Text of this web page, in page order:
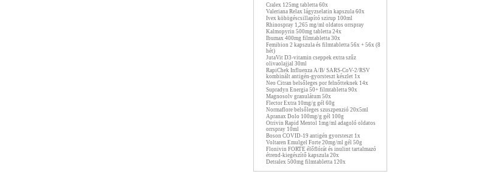
Cralex 125mg tabletta 60x
Valeriana Relax lágyzselatin kapszula 60x
Ivex köhögéscsillapító szirup 100ml
Rhinospray 1,265 mg/ml oldatos orrspray
Kalmopyrin 500mg tabletta 24x
Ibumax 400mg filmtabletta 30x
Femibion 2 kapszula és filmtabletta 56x + 56x (8
hét)
JutaVit D3-vitamin cseppek extra szűz
olivaolajjal 30ml
RapiChek Influenza A/B/ SARS-CoV-2/RSV
kombinált antigén-gyorsteszt készlet 1x
Neo Citran belsőleges por felnőtteknek 14x
Supradyn Energia 50+ filmtabletta 90x
Magnosolv granulátum 50x
Flector Extra 10mg/g gél 60g
Normaflore belsőleges szuszpenzió 20x5ml
Apranax Dolo 100mg/g gél 100g
Otrivin Rapid Mentol 1mg/ml adagoló oldatos
orrspray 10ml
Boson COVID-19 antigén gyorsteszt 1x
Voltaren Emulgel Forte 20mg/ml gél 50g
Flonivin FORTE élőflórát és inulint tartalmazó
étrend-kiegészítő kapszula 20x
Detralex 500mg filmtabletta 120x